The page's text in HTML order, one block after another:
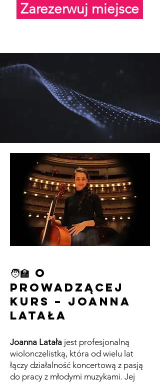
Zarezerwuj miejsce
🧑‍🏫 O
prowadzącej
kurs – Joanna
Latała
Joanna Latała jest profesjonalną
wiolonczelistką, która od wielu lat
łączy działalność koncertową z pasją
do pracy z młodymi muzykami. Jej